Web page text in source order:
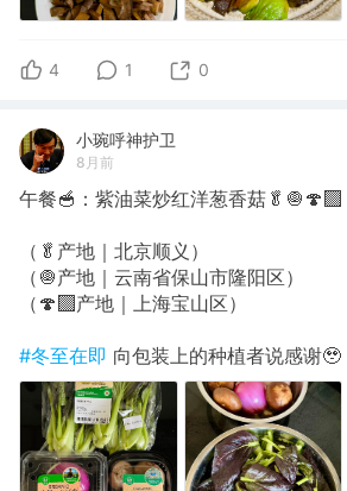
4 1 0
小琬呼神护卫
8月前
午餐🥣：紫油菜炒红洋葱香菇🥬🧅🍄‍🟫
（🥬产地｜北京顺义）
（🧅产地｜云南省保山市隆阳区）
（🍄‍🟫产地｜上海宝山区）
#冬至在即 向包装上的种植者说感谢🥹